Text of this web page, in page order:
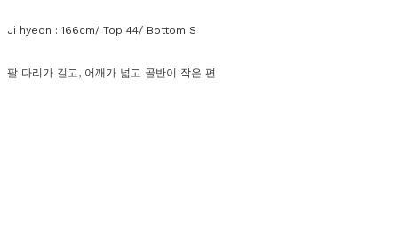
Ji hyeon : 166cm/ Top 44/ Bottom S
팔 다리가 길고, 어깨가 넓고 골반이 작은 편